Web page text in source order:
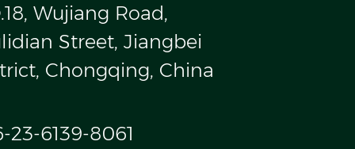
Wujiang Road,
Street, Jiangbei
Chongqing, China
23-6139-8061